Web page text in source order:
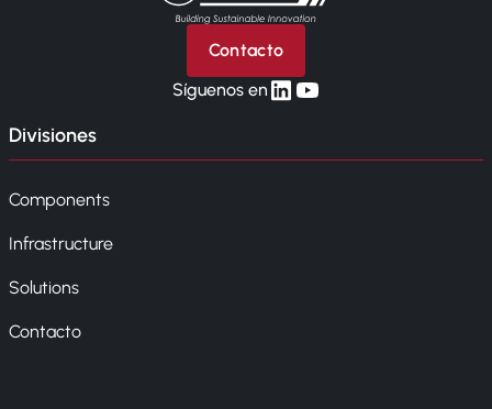
Contacto
Síguenos enlinkedin
yt
Divisiones
Components
Infrastructure
Solutions
Contacto